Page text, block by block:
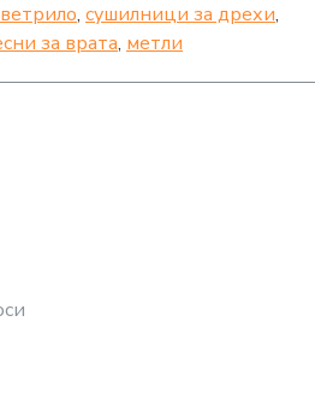
ветрило, сушилници за дрехи,
за врата, метли